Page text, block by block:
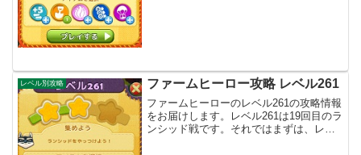
レベル別攻略 ファームヒーロー攻略 レベル261
ファームヒーローのレベル261の攻略情報
をお届けします。レベル261は19回目のラ
ンシッド戦です。それではまずは、レベ